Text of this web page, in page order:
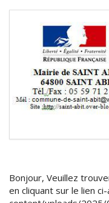
Bonjour, Veuillez
en cliquant sur le lien